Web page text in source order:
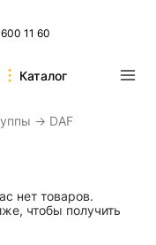
11 60
Каталог
→ DAF
нет товаров.
чтобы получить